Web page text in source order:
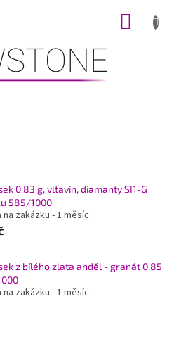
0,83 g, vltavín, diamanty SI1-G
585/1000
zakázku - 1 měsíc
z bílého zlata anděl - granát 0,85
zakázku - 1 měsíc